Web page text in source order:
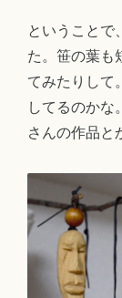
ということで
た。笹の葉も
てみたりして
してるのかな
さんの作品と